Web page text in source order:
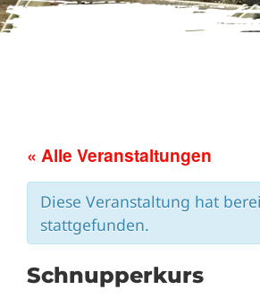
« Alle Veranstaltungen
Diese Veranstaltung hat
stattgefunden.
Schnupperkurs